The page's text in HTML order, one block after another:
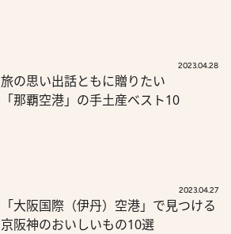
2023.04.28
旅の思い出話ともに贈りたい
「那覇空港」の手土産ベスト10
2023.04.27
「大阪国際（伊丹）空港」で見つける
京阪神のおいしいもの10選